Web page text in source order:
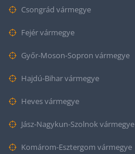
Csongrád vármegye
Fejér vármegye
Győr-Moson-Sopron vármegye
Hajdú-Bihar vármegye
Heves vármegye
Jász-Nagykun-Szolnok vármegye
Komárom-Esztergom vármegye